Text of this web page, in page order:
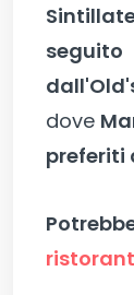
dove
preferiti